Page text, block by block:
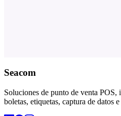
Seacom
Soluciones de punto de venta POS,
boletas, etiquetas, captura de datos